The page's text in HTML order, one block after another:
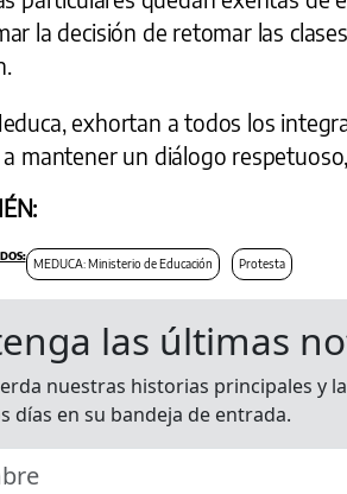
la decisión de retomar las
exhortan a todos los
mantener un diálogo
MEDUCA: Ministerio de Educación Protesta